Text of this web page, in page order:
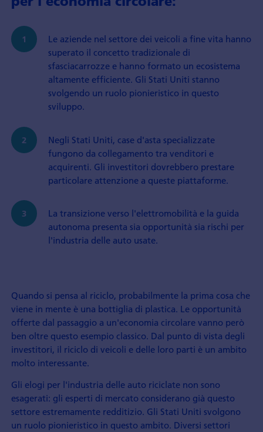
Le aziende nel settore dei veicoli a fine vita hanno
superato il concetto tradizionale di
sfasciacarrozze e hanno formato un ecosistema
altamente efficiente. Gli Stati Uniti stanno
svolgendo un ruolo pionieristico in questo
sviluppo.
Negli Stati Uniti, case d'asta specializzate
fungono da collegamento tra venditori e
acquirenti. Gli investitori dovrebbero prestare
particolare attenzione a queste piattaforme.
La transizione verso l'elettromobilità e la guida
autonoma presenta sia opportunità sia rischi per
l'industria delle auto usate.
Quando si pensa al riciclo, probabilmente la prima cosa che
viene in mente è una bottiglia di plastica. Le opportunità
offerte dal passaggio a un'economia circolare vanno però
ben oltre questo esempio classico. Dal punto di vista degli
investitori, il riciclo di veicoli e delle loro parti è un ambito
molto interessante.
Gli elogi per l'industria delle auto riciclate non sono
esagerati: gli esperti di mercato considerano già questo
settore estremamente redditizio. Gli Stati Uniti svolgono
un ruolo pionieristico in questo ambito. Diversi settori